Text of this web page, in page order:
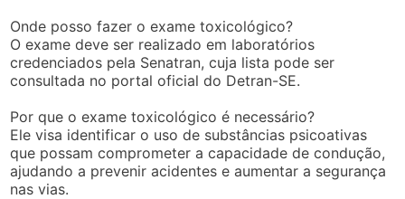
Onde posso fazer o exame toxicológico?
O exame deve ser realizado em laboratórios
credenciados pela Senatran, cuja lista pode ser
consultada no portal oficial do Detran-SE.
Por que o exame toxicológico é necessário?
Ele visa identificar o uso de substâncias psicoativas
que possam comprometer a capacidade de condução,
ajudando a prevenir acidentes e aumentar a segurança
nas vias.